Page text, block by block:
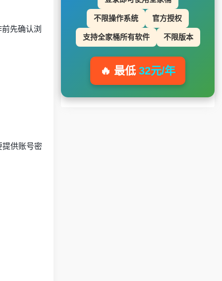
先确认浏
供账号密
不限操作系统 官方授权
支持全家桶所有软件 不限版本
🔥 最低 32元/年